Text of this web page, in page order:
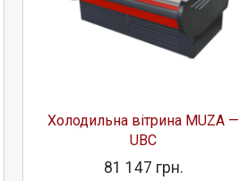
Холодильна вітрина MUZA —
UBC
81 147 грн.